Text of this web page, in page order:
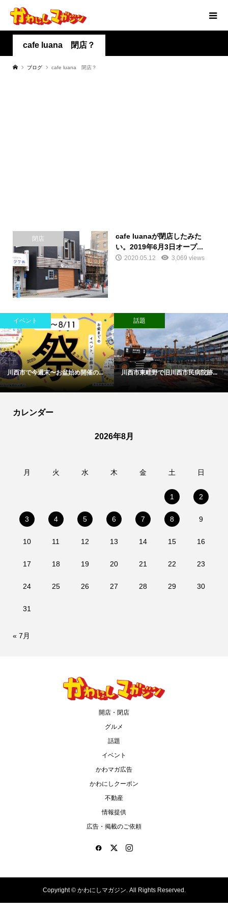
cafe luana 閉店？
ブログ cafe luana 閉店？
閉店
cafe luanaが閉店したみた
い。2019年6月3日オープ...
2020.05.12 3,069 views
イベント
川西市で今週末〜お盆始め開催の...
話題
川西市東畦野で旧川西市民病院跡...
カレンダー
2026年8月
月 火 水 木 金 土 日
1 2
3 4 5 6 7 8 9
10 11 12 13 14 15 16
17 18 19 20 21 22 23
24 25 26 27 28 29 30
31
« 7月
開店・閉店
グルメ
話題
イベント
かわマガ広告
かわにしクーポン
不動産
情報提供
広告・掲載のご依頼
Copyright ©かわにしマガジン. All Rights Reserved.